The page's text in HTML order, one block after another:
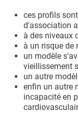
ces profils
d'association
à des niveaux
à un risque de
un modèle
vieillissement
un autre
enfin un autre
incapacité en